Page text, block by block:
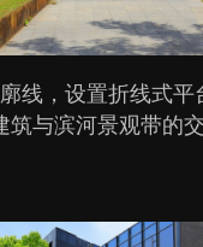
线，设置折线式平
筑与滨河景观带的